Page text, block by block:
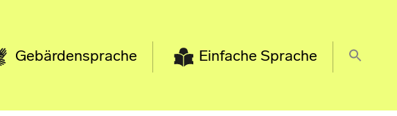
Gebärdensprache Einfache Sprache